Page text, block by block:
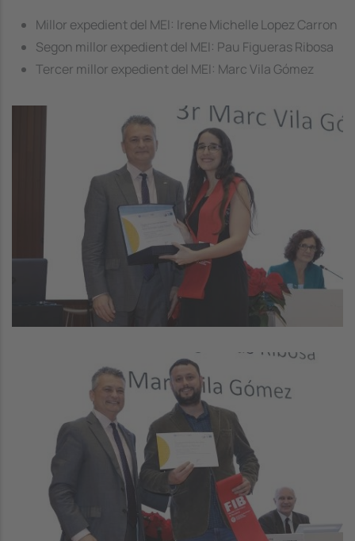
Millor expedient del MEI: Irene Michelle Lopez Carron
Segon millor expedient del MEI: Pau Figueras Ribosa
Tercer millor expedient del MEI: Marc Vila Gómez